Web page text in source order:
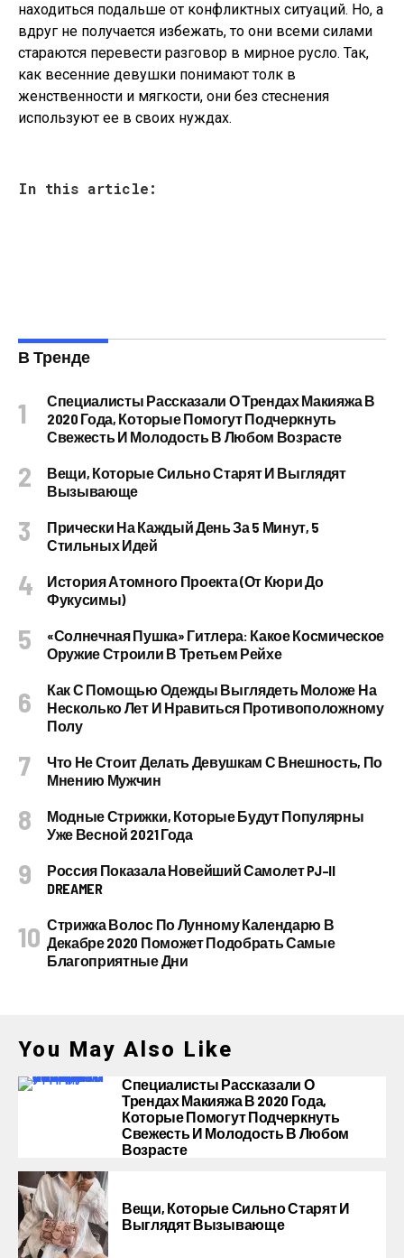
находиться подальше от конфликтных ситуаций. Но, а
вдруг не получается избежать, то они всеми силами
стараются перевести разговор в мирное русло. Так,
как весенние девушки понимают толк в
женственности и мягкости, они без стеснения
используют ее в своих нуждах.
In this article:
В Тренде
Специалисты Рассказали О Трендах Макияжа В
2020 Года, Которые Помогут Подчеркнуть
Свежесть И Молодость В Любом Возрасте
Вещи, Которые Сильно Старят И Выглядят
Вызывающе
Прически На Каждый День За 5 Минут, 5
Стильных Идей
История Атомного Проекта (от Кюри До
Фукусимы)
«Солнечная Пушка» Гитлера: Какое Космическое
Оружие Строили В Третьем Рейхе
Как С Помощью Одежды Выглядеть Моложе На
Несколько Лет И Нравиться Противоположному
Полу
Что Не Стоит Делать Девушкам С Внешность, По
Мнению Мужчин
Модные Стрижки, Которые Будут Популярны
Уже Весной 2021 Года
Россия Показала Новейший Самолет PJ–II
DREAMER
Стрижка Волос По Лунному Календарю В
Декабре 2020 Поможет Подобрать Самые
Благоприятные Дни
You May Also Like
Специалисты Рассказали О
Трендах Макияжа В 2020 Года,
Которые Помогут Подчеркнуть
Свежесть И Молодость В Любом
Возрасте
Вещи, Которые Сильно Старят И
Выглядят Вызывающе